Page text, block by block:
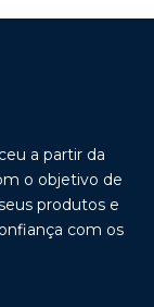
a partir da
o objetivo de
produtos e
com os